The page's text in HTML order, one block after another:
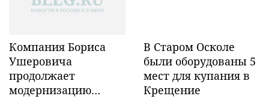
Компания Бориса
Ушеровича
продолжает
модернизацию
В Старом Осколе
были оборудованы 5
мест для купания в
Крещение